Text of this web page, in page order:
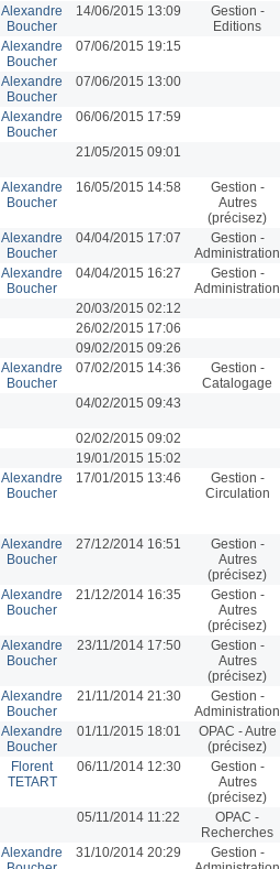
Alexandre
Boucher
14/06/2015 13:09
Gestion -
Editions
Alexandre
Boucher
07/06/2015 19:15
Alexandre
Boucher
07/06/2015 13:00
Alexandre
Boucher
06/06/2015 17:59
21/05/2015 09:01
Alexandre
Boucher
16/05/2015 14:58
Gestion -
Autres
(précisez)
Alexandre
Boucher
04/04/2015 17:07
Gestion -
Administration
Alexandre
Boucher
04/04/2015 16:27
Gestion -
Administration
20/03/2015 02:12
26/02/2015 17:06
09/02/2015 09:26
Alexandre
Boucher
07/02/2015 14:36
Gestion -
Catalogage
04/02/2015 09:43
02/02/2015 09:02
19/01/2015 15:02
Alexandre
Boucher
17/01/2015 13:46
Gestion -
Circulation
Alexandre
Boucher
27/12/2014 16:51
Gestion -
Autres
(précisez)
Alexandre
Boucher
21/12/2014 16:35
Gestion -
Autres
(précisez)
Alexandre
Boucher
23/11/2014 17:50
Gestion -
Autres
(précisez)
Alexandre
Boucher
21/11/2014 21:30
Gestion -
Administration
Alexandre
Boucher
01/11/2015 18:01
OPAC - Autre
(précisez)
Florent
TETART
06/11/2014 12:30
Gestion -
Autres
(précisez)
05/11/2014 11:22
OPAC -
Recherches
Alexandre
31/10/2014 20:29
Gestion -